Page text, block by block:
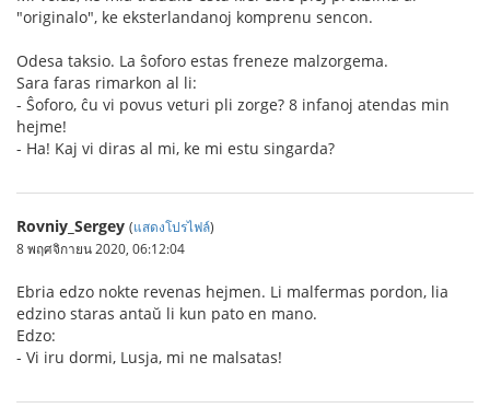
"originalo", ke eksterlandanoj komprenu sencon.
Odesa taksio. La ŝoforo estas freneze malzorgema.
Sara faras rimarkon al li:
- Ŝoforo, ĉu vi povus veturi pli zorge? 8 infanoj atendas min
hejme!
- Ha! Kaj vi diras al mi, ke mi estu singarda?
Rovniy_Sergey (แสดงโปรไฟล์)
8 พฤศจิกายน 2020, 06:12:04
Ebria edzo nokte revenas hejmen. Li malfermas pordon, lia
edzino staras antaŭ li kun pato en mano.
Edzo:
- Vi iru dormi, Lusja, mi ne malsatas!